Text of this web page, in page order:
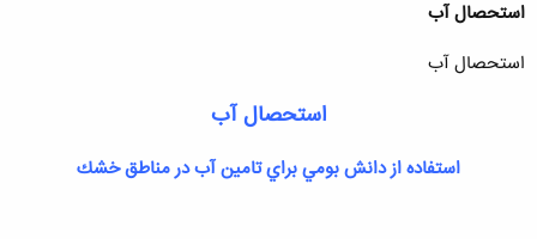
استحصال آب
استحصال آب
استحصال آب
استفاده از دانش بومي براي تامين آب در مناطق خشك